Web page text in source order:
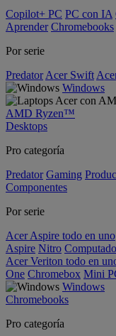
Copilot+ PC PC con IA
Aprender Chromebooks
Por serie
Predator Acer Swift
Windows
AMD Ryzen™
Desktops
Pro categoría
Predator Gaming
Componentes
Por serie
Acer Aspire todo en uno
Aspire Nitro
Acer Veriton todo en
One Chromebox Mini
Windows
Chromebooks
Pro categoría